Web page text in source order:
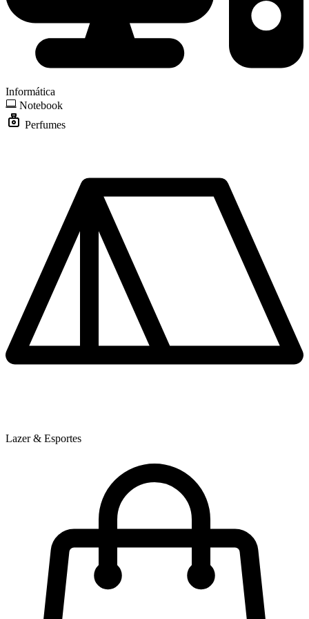
Informática
Notebook
Perfumes
Lazer & Esportes